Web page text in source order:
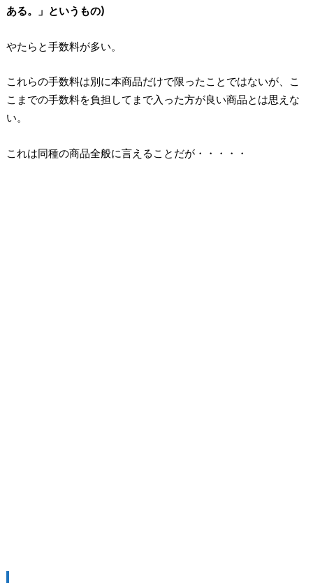
ある。」というもの)
やたらと手数料が多い。
これらの手数料は別に本商品だけで限ったことではないが、こ
こまでの手数料を負担してまで入った方が良い商品とは思えな
い。
これは同種の商品全般に言えることだが・・・・・